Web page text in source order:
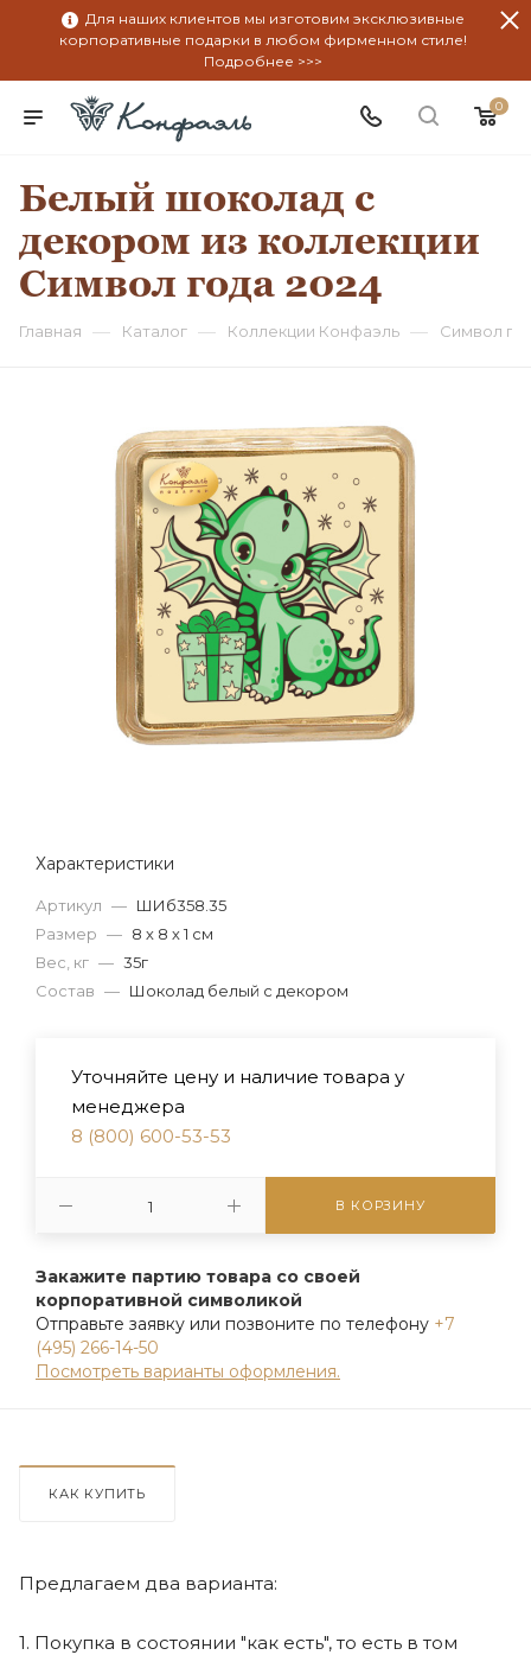
Для наших клиентов мы изготовим эксклюзивные
корпоративные подарки в любом фирменном стиле!
Подробнее >>>
0
Белый шоколад с
декором из коллекции
Символ года 2024
Главная — Каталог — Коллекции Конфаэль — Символ
Характеристики
Артикул — ШИб358.35
Размер — 8 х 8 х 1 см
Вес, кг — 35г
Состав — Шоколад белый с декором
Уточняйте цену и наличие товара у
менеджера
8 (800) 600-53-53
В КОРЗИНУ
Закажите партию товара со своей
корпоративной символикой
Отправьте заявку или позвоните по телефону +7
(495) 266-14-50
Посмотреть варианты оформления.
КАК КУПИТЬ
Предлагаем два варианта:
1. Покупка в состоянии "как есть", то есть в том